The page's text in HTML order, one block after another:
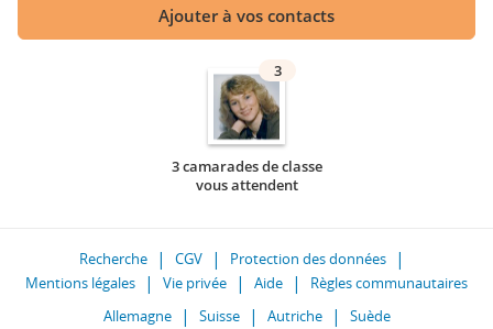
Ajouter à vos contacts
3
3 camarades de classe
vous attendent
Recherche CGV
Protection des données
Mentions légales
Vie privée Aide
Règles communautaires
Allemagne
Suisse Autriche Suède